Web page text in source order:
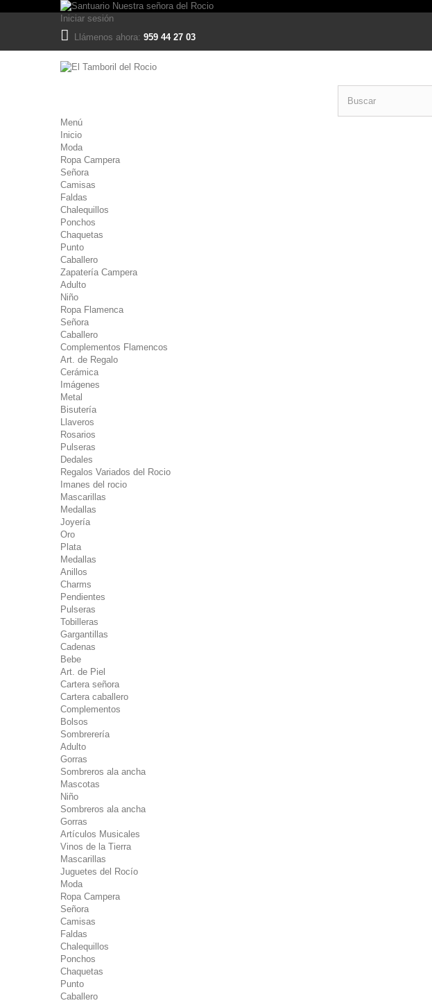
Iniciar sesión
Llámenos ahora: 959 44 27 03
Menú
Inicio
Moda
Ropa Campera
Señora
Camisas
Faldas
Chalequillos
Ponchos
Chaquetas
Punto
Caballero
Zapatería Campera
Adulto
Niño
Ropa Flamenca
Señora
Caballero
Complementos Flamencos
Art. de Regalo
Cerámica
Imágenes
Metal
Bisutería
Llaveros
Rosarios
Pulseras
Dedales
Regalos Variados del Rocio
Imanes del rocio
Mascarillas
Medallas
Joyería
Oro
Plata
Medallas
Anillos
Charms
Pendientes
Pulseras
Tobilleras
Gargantillas
Cadenas
Bebe
Art. de Piel
Cartera señora
Cartera caballero
Complementos
Bolsos
Sombrerería
Adulto
Gorras
Sombreros ala ancha
Mascotas
Niño
Sombreros ala ancha
Gorras
Artículos Musicales
Vinos de la Tierra
Mascarillas
Juguetes del Rocío
Moda
Ropa Campera
Señora
Camisas
Faldas
Chalequillos
Ponchos
Chaquetas
Punto
Caballero